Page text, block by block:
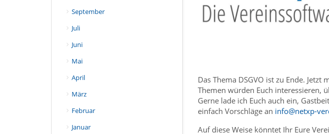
Das Thema DSGVO ist zu Ende. Jetzt
Themen würden Euch interessieren,
Gerne lade ich Euch auch ein,
einfach Vorschläge an info@netxp-
Auf diese Weise könntet Ihr Eure
September
Juli
Juni
Mai
April
März
Februar
Januar